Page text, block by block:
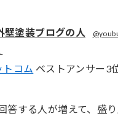
壁塗装ブログの人
トコム ベストアンサー3
答する人が増えて、盛